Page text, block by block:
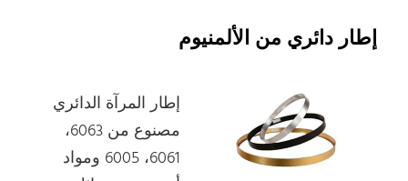
إطار دائري من الألمنيوم
إطار المرآة الدائري
مصنوع من 6063،
6061، 6005 ومواد